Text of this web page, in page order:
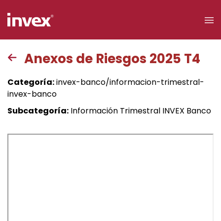
Acceso a
clientes
Buscar
Anexos de Riesgos 2025 T4
Categoría:invex-banco/informacion-trimestral-
invex-banco
Subcategoría: Información Trimestral INVEX Banco